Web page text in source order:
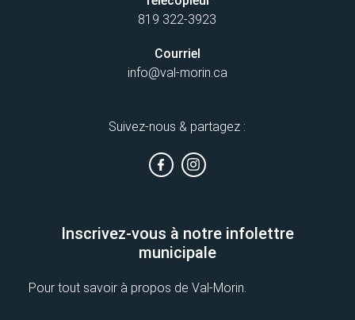
Inscrivez-vous à notre infolettre
municipale
Pour tout savoir à propos de Val-Morin.
819 322-3923
Courriel
info@val-morin.ca
Suivez-nous & partagez :